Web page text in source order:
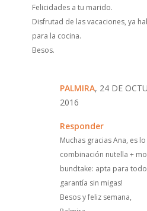
Felicidades a tu marido.
Disfrutad de las vacaciones, ya
para la cocina.
Besos.
PALMIRA, 24 DE
2016
Responder
Muchas gracias Ana, es
combinación nutella +
bundtake: apta para
garantía sin migas!
Besos y feliz semana,